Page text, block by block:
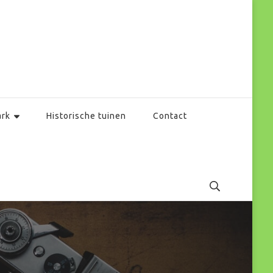
Historische tuinen Contact